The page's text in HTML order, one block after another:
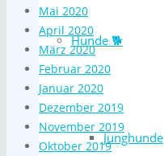
Hunde 🐕
Junghunde
Mai 2020
April 2020
März 2020
Februar 2020
Januar 2020
Dezember 2019
November 2019
Oktober 2019